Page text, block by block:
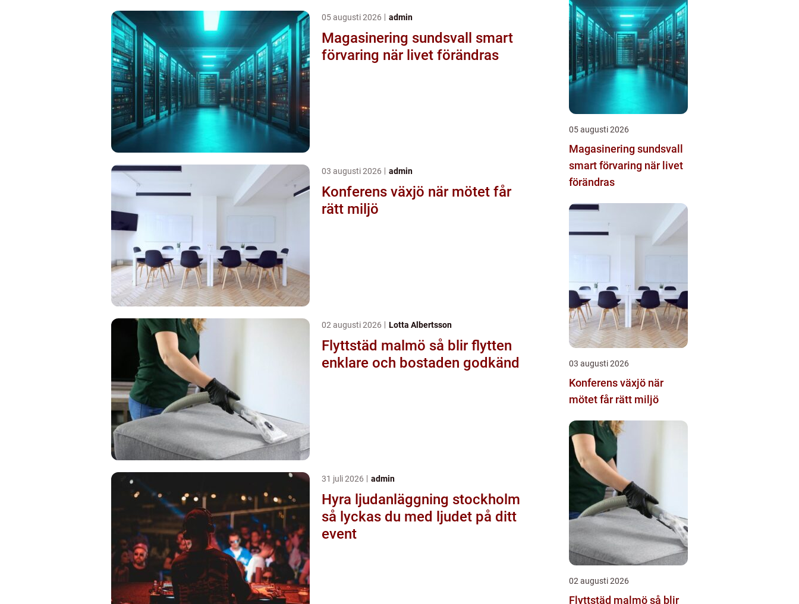
05 augusti 2026 admin
Magasinering sundsvall smart
förvaring när livet förändras
03 augusti 2026 admin
Konferens växjö när mötet får
rätt miljö
02 augusti 2026 Lotta Albertsson
Flyttstäd malmö så blir flytten
enklare och bostaden godkänd
31 juli 2026 admin
Hyra ljudanläggning stockholm
så lyckas du med ljudet på ditt
event
05 augusti 2026
Magasinering sundsvall
smart förvaring när livet
förändras
03 augusti 2026
Konferens växjö när
mötet får rätt miljö
02 augusti 2026
Flyttstäd malmö så blir